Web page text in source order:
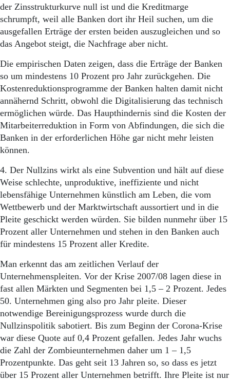
der Zinsstrukturkurve null ist und die Kreditmarge
schrumpft, weil alle Banken dort ihr Heil suchen, um die
ausgefallen Erträge der ersten beiden auszugleichen und so
das Angebot steigt, die Nachfrage aber nicht.
Die empirischen Daten zeigen, dass die Erträge der Banken
so um mindestens 10 Prozent pro Jahr zurückgehen. Die
Kostenreduktionsprogramme der Banken halten damit nicht
annähernd Schritt, obwohl die Digitalisierung das technisch
ermöglichen würde. Das Haupthindernis sind die Kosten der
Mitarbeiterreduktion in Form von Abfindungen, die sich die
Banken in der erforderlichen Höhe gar nicht mehr leisten
können.
4. Der Nullzins wirkt als eine Subvention und hält auf diese
Weise schlechte, unproduktive, ineffiziente und nicht
lebensfähige Unternehmen künstlich am Leben, die vom
Wettbewerb und der Marktwirtschaft aussortiert und in die
Pleite geschickt werden würden. Sie bilden nunmehr über 15
Prozent aller Unternehmen und stehen in den Banken auch
für mindestens 15 Prozent aller Kredite.
Man erkennt das am zeitlichen Verlauf der
Unternehmenspleiten. Vor der Krise 2007/08 lagen diese in
fast allen Märkten und Segmenten bei 1,5 – 2 Prozent. Jedes
50. Unternehmen ging also pro Jahr pleite. Dieser
notwendige Bereinigungsprozess wurde durch die
Nullzinspolitik sabotiert. Bis zum Beginn der Corona-Krise
war diese Quote auf 0,4 Prozent gefallen. Jedes Jahr wuchs
die Zahl der Zombieunternehmen daher um 1 – 1,5
Prozentpunkte. Das geht seit 13 Jahren so, so dass es jetzt
über 15 Prozent aller Unternehmen betrifft. Ihre Pleite ist nur